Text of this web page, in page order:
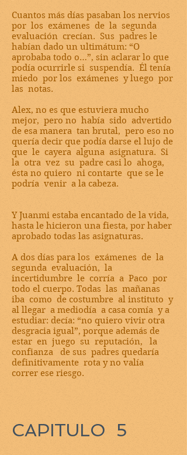
Cuantos más días pasaban los nervios
por los exámenes de la segunda
evaluación crecían. Sus padres le
habían dado un ultimátum: “O
aprobaba todo o…”, sin aclarar lo que
podía ocurrirle si suspendía. Él tenía
miedo por los exámenes y luego por
las notas.
Alex, no es que estuviera mucho
mejor, pero no había sido advertido
de esa manera tan brutal, pero eso no
quería decir que podía darse el lujo de
que le cayera alguna asignatura. Si
la otra vez su padre casi lo ahoga,
ésta no quiero ni contarte que se le
podría venir a la cabeza.
Y Juanmi estaba encantado de la vida,
hasta le hicieron una fiesta, por haber
aprobado todas las asignaturas.
A dos días para los exámenes de la
segunda evaluación, la
incertidumbre le corría a Paco por
todo el cuerpo. Todas las mañanas
iba como de costumbre al instituto y
al llegar a mediodía a casa comía y a
estudiar: decía: “no quiero vivir otra
desgracia igual”, porque además de
estar en juego su reputación, la
confianza de sus padres quedaría
definitivamente rota y no valía
correr ese riesgo.
CAPITULO 5